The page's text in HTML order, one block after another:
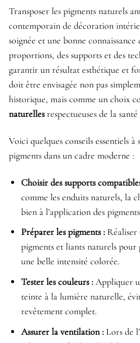
Transposer les pigments naturels
contemporain de décoration
soignée et une bonne
proportions, des supports et des
garantir un résultat esthétique et
doit être envisagée non pas
historique, mais comme un choix
naturellesrespectueuses de la
Voici quelques conseils essentiels
pigments dans un cadre moderne :
Choisir des supports
comme les enduits naturels, la
bien à l’application des
Préparer les pigments :Réaliser
pigments et liants naturels
une belle intensité colorée.
Tester les couleurs :Appliquer
teinte à la lumière naturelle,
revêtement complet.
Assurer la ventilation :Lors de